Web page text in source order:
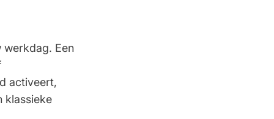
werkdag. Een
activeert,
klassieke